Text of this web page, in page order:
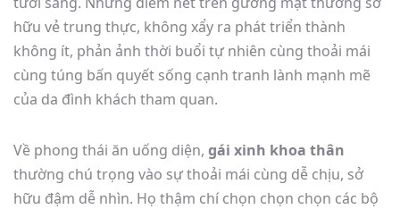
hữu vẻ trung thực, không xẩy ra phát triển thành
không ít, phản ảnh thời buổi tự nhiên cùng thoải mái
cùng túng bấn quyết sống cạnh tranh lành mạnh mẽ
của da đình khách tham quan.
Về phong thái ăn uống diện, gái xinh khoa thân
thường chú trọng vào sự thoải mái cùng dễ chịu, sở
hữu đậm dễ nhìn. Họ thậm chí chọn chọn chọn các bộ